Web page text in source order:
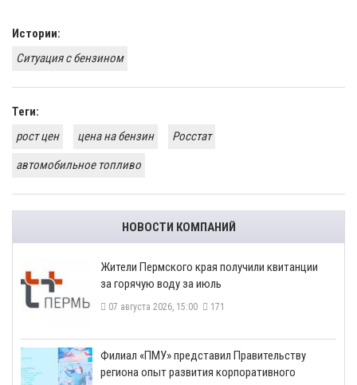
Истории:
​Ситуация с бензином
Теги:
рост цен
цена на бензин
Росстат
автомобильное топливо
НОВОСТИ КОМПАНИЙ
​Жители Пермского края получили квитанции
за горячую воду за июль
07 августа 2026, 15:00 171
​Филиал «ПМУ» представил Правительству
региона опыт развития корпоративного